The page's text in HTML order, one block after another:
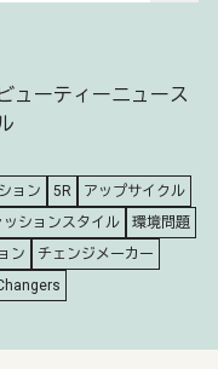
ューティーニュース
ョン 5R
アップサイクル
ッションスタイル
環境問題
ン
チェンジメーカー